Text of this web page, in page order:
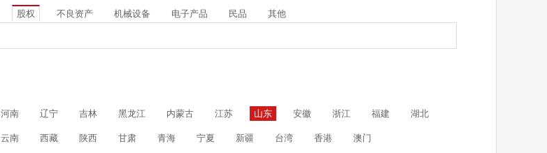
股权 不良资产 机械设备 电子产品 民品 其他
河南 辽宁 吉林 黑龙江 内蒙古 江苏 山东 安徽 浙江 福建 湖北
云南 西藏 陕西 甘肃 青海 宁夏 新疆 台湾 香港 澳门